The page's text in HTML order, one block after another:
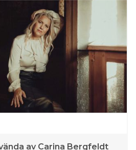
av Carina Bergfeldt